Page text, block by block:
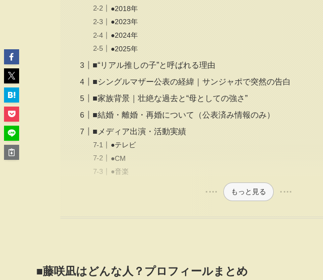
●2018年
●2023年
●2024年
●2025年
■“リアル推しの子”と呼ばれる理由
■シングルマザー公表の経緯｜サンジャポで突然の告白
■家族背景｜壮絶な過去と“母としての強さ”
■結婚・離婚・再婚について（公表済み情報のみ）
■メディア出演・活動実績
●テレビ
●CM
●音楽
もっと見る
■藤咲凪はどんな人？プロフィールまとめ